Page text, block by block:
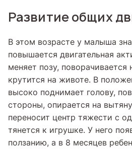
Развитие общих
В этом возрасте у малыша
повышается двигательная
меняет позу, поворачивается
крутится на животе. В
высоко поднимает голову,
стороны, опирается на
переносит центр тяжести с
тянется к игрушке. У него
ползанию, а в 8 месяцев